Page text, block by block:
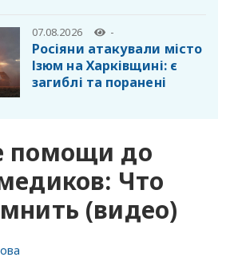
07.08.2026 -
Росіяни атакували місто
Ізюм на Харківщині: є
загиблі та поранені
помощи до
Что
(видео)